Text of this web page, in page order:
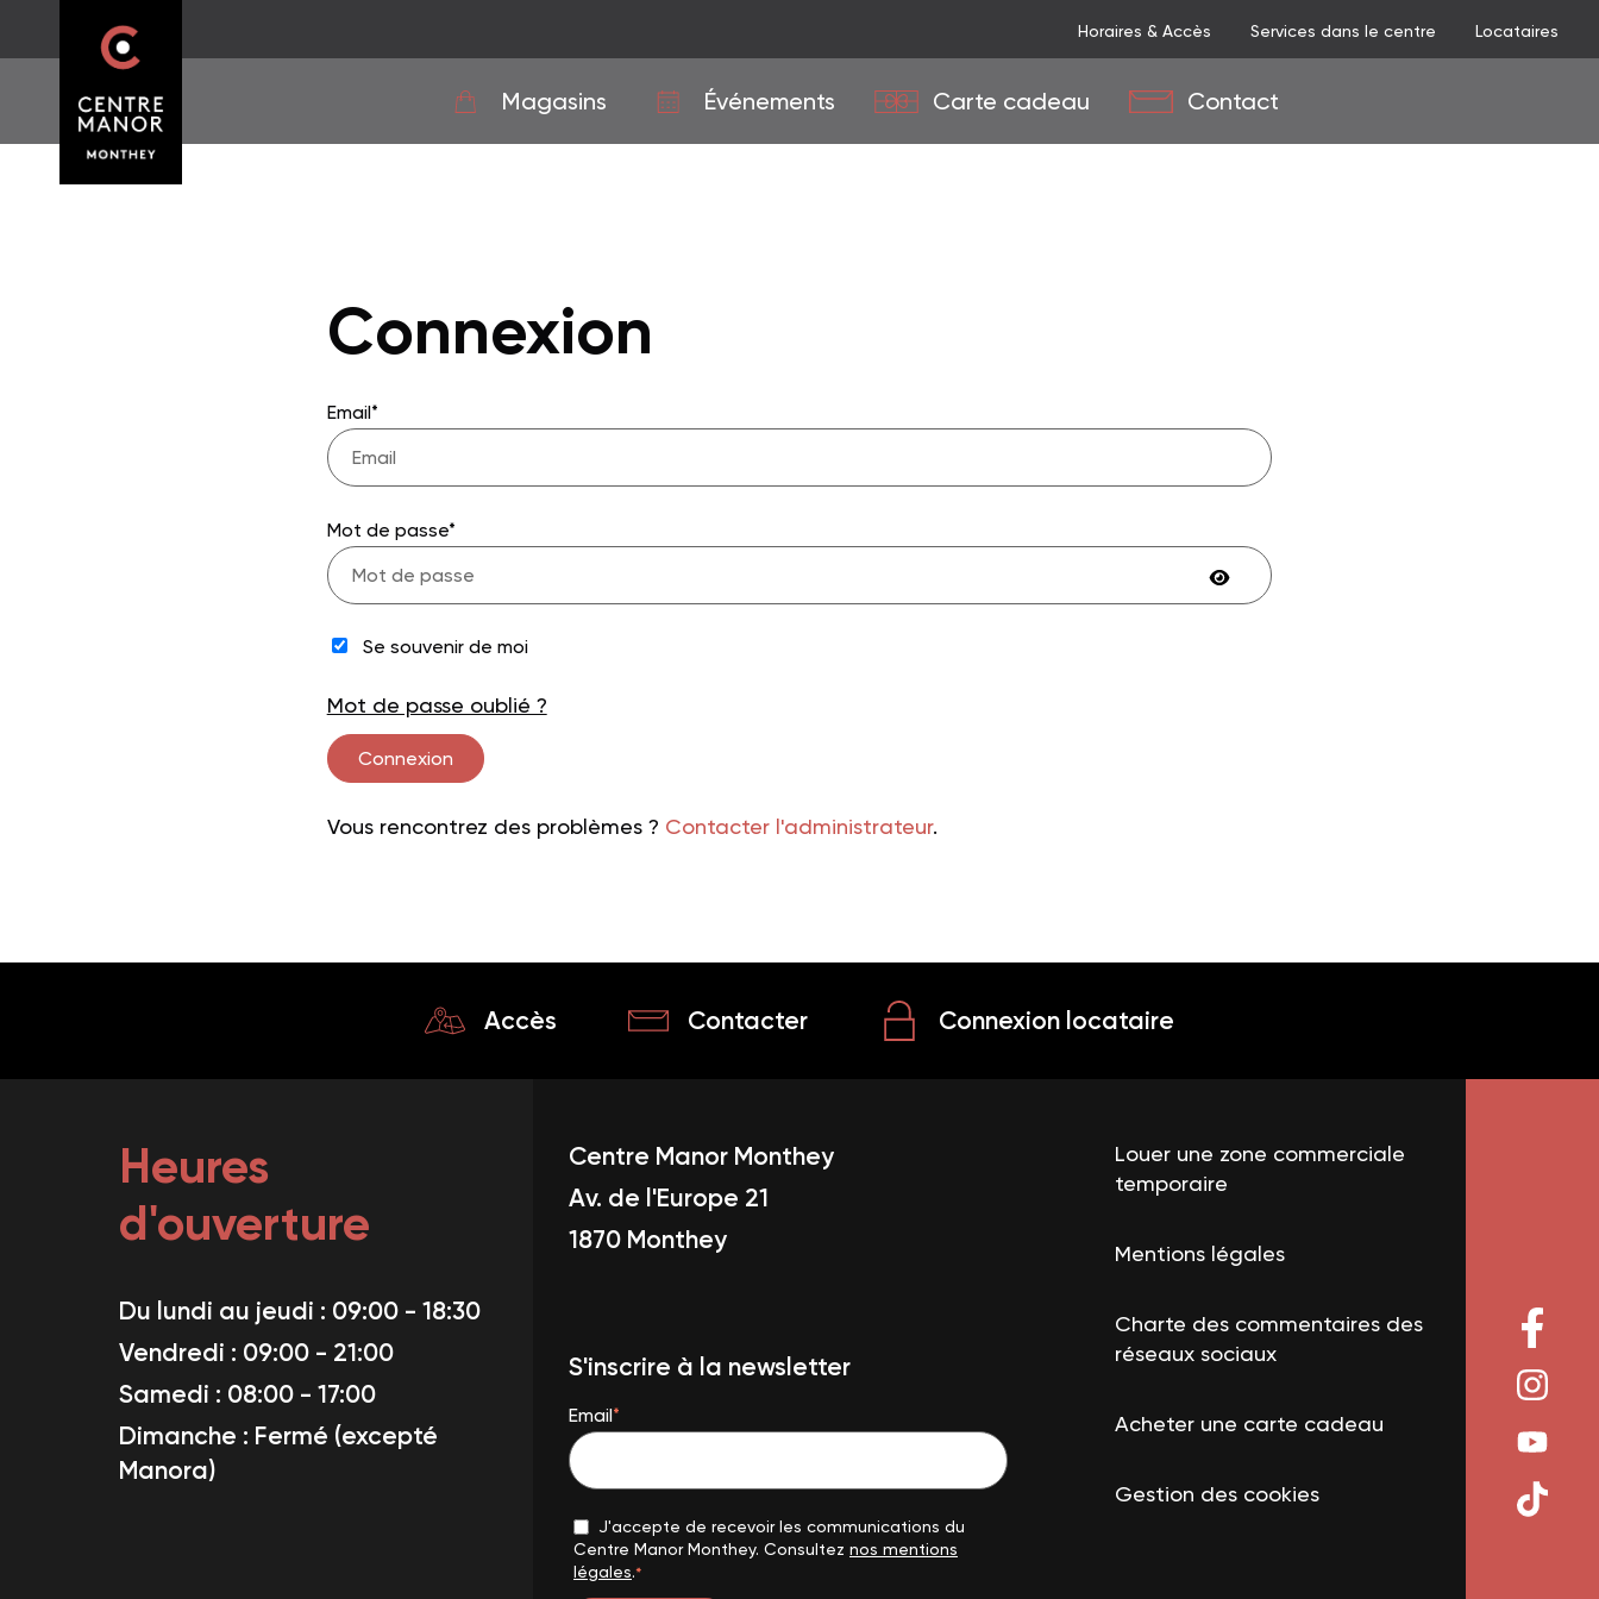
Horaires & Accès Services dans le centre Locataires
Magasins Événements Carte cadeau Contact
Connexion
Email*
Mot de passe*
Se souvenir de moi
Mot de passe oublié ?
Vous rencontrez des problèmes ? Contacter l'administrateur.
Accès Contacter Connexion locataire
Heures
d'ouverture
Du lundi au jeudi : 09:00 - 18:30
Vendredi : 09:00 - 21:00
Samedi : 08:00 - 17:00
Dimanche : Fermé (excepté
Manora)
Centre Manor Monthey
Av. de l'Europe 21
1870 Monthey
S'inscrire à la newsletter
Email*
J'accepte de recevoir les communications du
Centre Manor Monthey. Consultez nos mentions
légales.*
Louer une zone commerciale
temporaire
Mentions légales
Charte des commentaires des
réseaux sociaux
Acheter une carte cadeau
Gestion des cookies